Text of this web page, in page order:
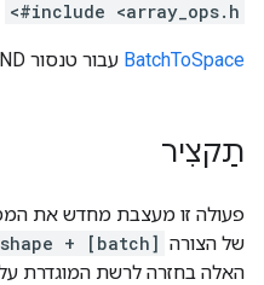
#include <array_ops.h>
BatchToSpace עבור טנסור ND מסוג T.
תַקצִיר
פעולה זו מעצבת מחדש את הממד
של הצורה + [batch]
האלה בחזרה לרשת המוגדרת